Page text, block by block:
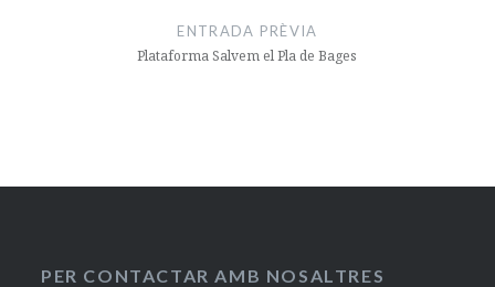
ENTRADA PRÈVIA
Plataforma Salvem el Pla de Bages
PER CONTACTAR AMB NOSALTRES